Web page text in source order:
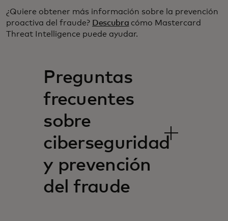
¿Quiere obtener más información sobre la prevención
proactiva del fraude? Descubra cómo Mastercard
Threat Intelligence puede ayudar.
Preguntas
frecuentes
sobre
ciberseguridad
y prevención
del fraude